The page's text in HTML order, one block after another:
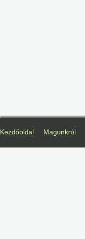
Kezdőoldal Magunkról